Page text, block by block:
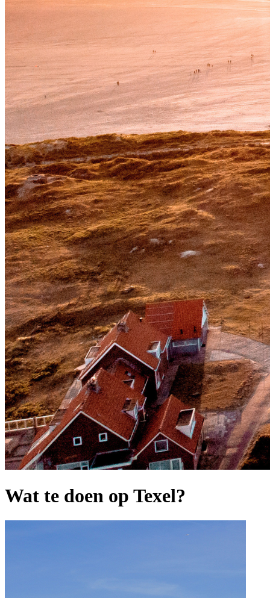
Wat te doen op Texel?